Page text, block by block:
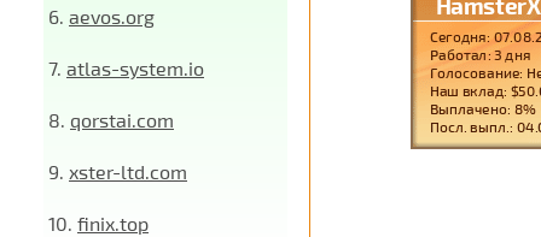
6. aevos.org
7. atlas-system.io
8. qorstai.com
9. xster-ltd.com
10. finix.top